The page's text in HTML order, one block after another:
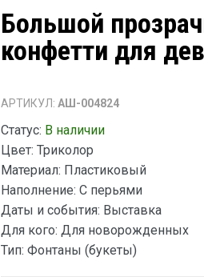
Большой
конфетти для
АРТИКУЛ: АШ-004824
Статус: В наличии
Цвет: Триколор
Материал: Пластиковый
Наполнение: С перьями
Даты и события: Выставка
Для кого: Для новорожденных
Тип: Фонтаны (букеты)